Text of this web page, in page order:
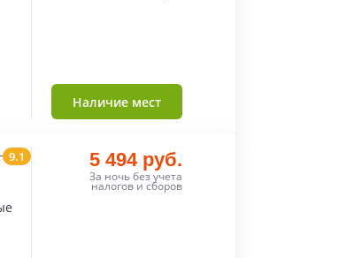
Наличие мест
9.1 5 494 руб.
За ночь без учета
налогов и сборов